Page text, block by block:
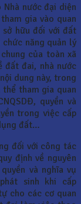
nước đại diện
gia vào quan
hữu đối với đất
năng quản lý
của toàn xã
đất đai, nhà nước
dung này, trong
tham gia quan
quyền và
trong việc cấp
đất…
đối với công tác
định về nguyên
và nghĩa vụ
sinh khi cấp
cho các cơ quan